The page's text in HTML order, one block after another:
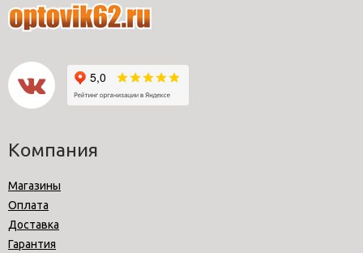
Компания
Магазины
Оплата
Доставка
Гарантия